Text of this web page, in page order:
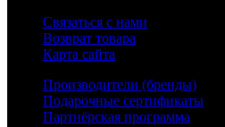
Связаться с нами
Возврат товара
Карта сайта
Производители (бренды)
Подарочные сертификаты
Партнёрская программа